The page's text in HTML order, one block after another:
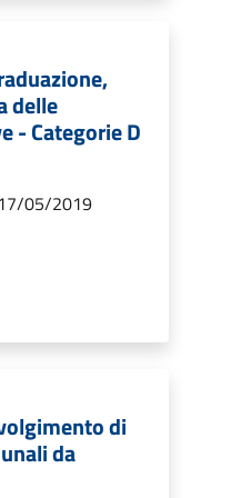
delle
- Categorie D
05/2019
di
da